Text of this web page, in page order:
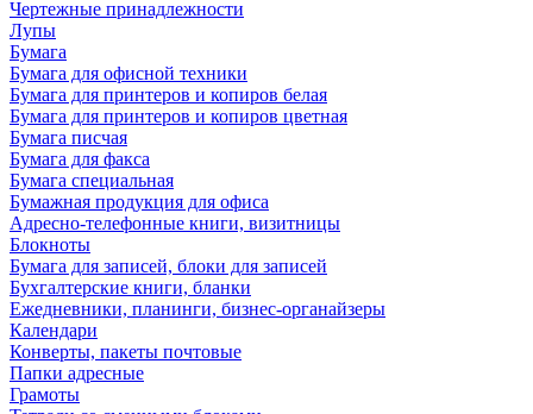
Чертежные принадлежности
Лупы
Бумага
Бумага для офисной техники
Бумага для принтеров и копиров белая
Бумага для принтеров и копиров цветная
Бумага писчая
Бумага для факса
Бумага специальная
Бумажная продукция для офиса
Адресно-телефонные книги, визитницы
Блокноты
Бумага для записей, блоки для записей
Бухгалтерские книги, бланки
Ежедневники, планинги, бизнес-органайзеры
Календари
Конверты, пакеты почтовые
Папки адресные
Грамоты